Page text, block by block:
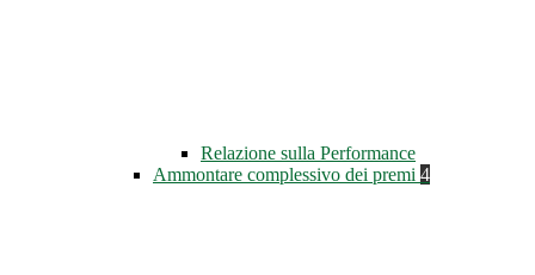
Relazione sulla Performance
Ammontare complessivo dei premi 4